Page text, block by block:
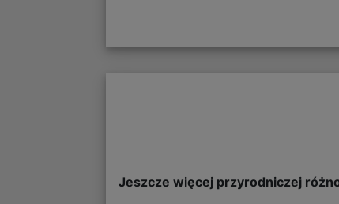
Jeszcze więcej przyrodniczej